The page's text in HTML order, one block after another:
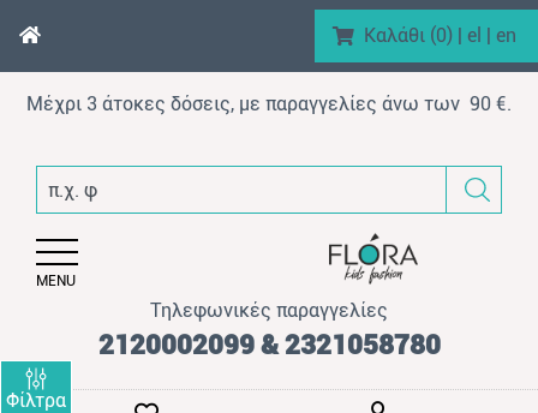
Καλάθι (0) | el | en
(Κορίτσι)
(Βρεφικό)
(AΞEΣOYAP)
(Brand)
Μέχρι 3 άτοκες δόσεις, με παραγγελίες άνω των 90 €.
π.χ. φόρμα
MENU
Τηλεφωνικές παραγγελίες
2120002099 & 2321058780
Φίλτρα